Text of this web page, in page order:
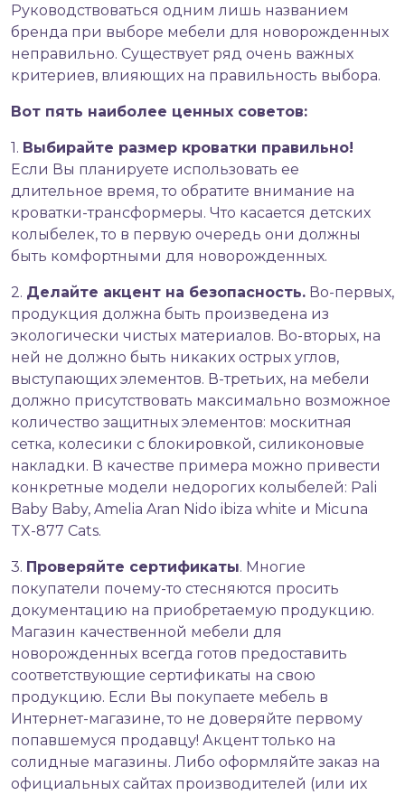
Руководствоваться одним лишь названием
бренда при выборе мебели для новорожденных
неправильно. Существует ряд очень важных
критериев, влияющих на правильность выбора.
Вот пять наиболее ценных советов:
1. Выбирайте размер кроватки правильно!
Если Вы планируете использовать ее
длительное время, то обратите внимание на
кроватки-трансформеры. Что касается детских
колыбелек, то в первую очередь они должны
быть комфортными для новорожденных.
2. Делайте акцент на безопасность. Во-первых,
продукция должна быть произведена из
экологически чистых материалов. Во-вторых, на
ней не должно быть никаких острых углов,
выступающих элементов. В-третьих, на мебели
должно присутствовать максимально возможное
количество защитных элементов: москитная
сетка, колесики с блокировкой, силиконовые
накладки. В качестве примера можно привести
конкретные модели недорогих колыбелей: Pali
Baby Baby, Amelia Aran Nido ibiza white и Micuna
TX-877 Cats.
3. Проверяйте сертификаты. Многие
покупатели почему-то стесняются просить
документацию на приобретаемую продукцию.
Магазин качественной мебели для
новорожденных всегда готов предоставить
соответствующие сертификаты на свою
продукцию. Если Вы покупаете мебель в
Интернет-магазине, то не доверяйте первому
попавшемуся продавцу! Акцент только на
солидные магазины. Либо оформляйте заказ на
официальных сайтах производителей (или их